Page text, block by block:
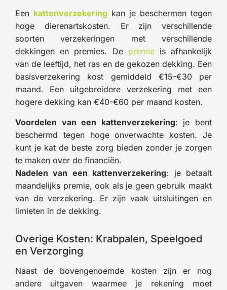
Een kattenverzekering kan je beschermen tegen
hoge dierenartskosten. Er zijn verschillende
soorten verzekeringen met verschillende
dekkingen en premies. De premieis afhankelijk
van de leeftijd, het ras en de gekozen dekking. Een
basisverzekering kost gemiddeld €15-€30 per
maand. Een uitgebreidere verzekering met een
hogere dekking kan €40-€60 per maand kosten.
Voordelen van een kattenverzekering: je bent
beschermd tegen hoge onverwachte kosten. Je
kunt je kat de beste zorg bieden zonder je zorgen
te maken over de financiën.
Nadelen van een kattenverzekering: je betaalt
maandelijks premie, ook als je geen gebruik maakt
van de verzekering. Er zijn vaak uitsluitingen en
limieten in de dekking.
Overige Kosten: Krabpalen, Speelgoed
en Verzorging
Naast de bovengenoemde kosten zijn er nog
andere uitgaven waarmee je rekening moet